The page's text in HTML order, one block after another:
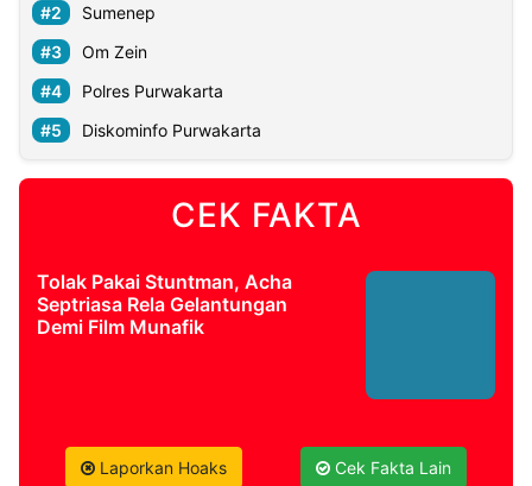
Sumenep
Om Zein
Polres Purwakarta
Diskominfo Purwakarta
CEK FAKTA
Tolak Pakai Stuntman, Acha
Septriasa Rela Gelantungan
Demi Film Munafik
Laporkan Hoaks Cek Fakta Lain